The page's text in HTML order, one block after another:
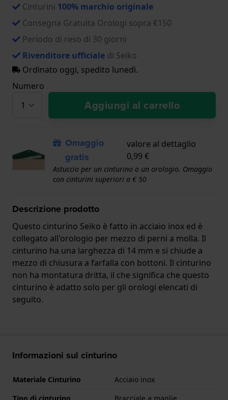
Cinturini 100% marchio originale
Consegna Gratuita Orologi sopra €150
Periodo di reso di 30 giorni
Rivenditore ufficiale di Seiko
Ordinato oggi, spedito lunedì.
Numero
Aggiungi al carrello
Omaggio
gratis
valore al dettaglio
0,99 €
Astuccio per un cinturino o un orologio. Omaggio
con cinturini superiori a € 50
Descrizione prodotto
Questo cinturino Seiko è fatto in acciaio inox ed è
collegato all'orologio per mezzo di perni a molla. Il
cinturino ha una larghezza di 14 mm e si chiude a
mezzo di chiusura a farfalla con bottoni. Il cinturino
non ha montatura dritta, il che significa che questo
cinturino è adatto solo per gli orologi elencati di
seguito.
Informazioni sul cinturino
Materiale Cinturino
Acciaio inox